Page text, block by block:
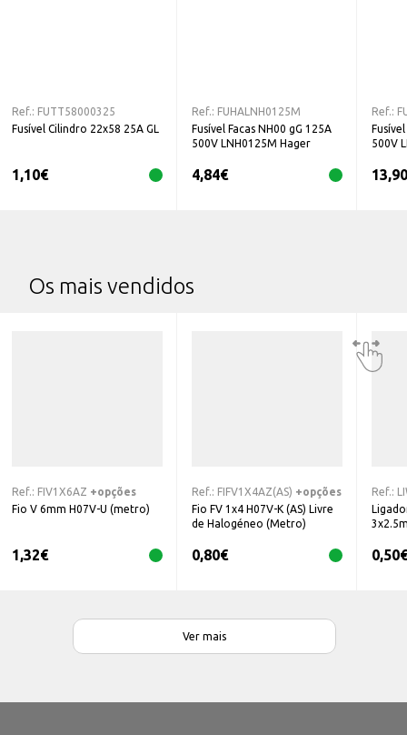
Ref.: FUTT58000325
Fusível Cilindro 22x58 25A GL
1,10€
Ref.: FUHALNH0125M
Fusível Facas NH00 gG 125A
500V LNH0125M Hager
4,84€
Ref.:
500V
13,90
Os mais vendidos
Ref.: FIV1X6AZ +opções
Fio V 6mm H07V-U (metro)
1,32€
Ref.: FIFV1X4AZ(AS) +opções
Fio FV 1x4 H07V-K (AS) Livre
de Halogéneo (Metro)
0,80€
Ref.:
0,50€
Ver mais